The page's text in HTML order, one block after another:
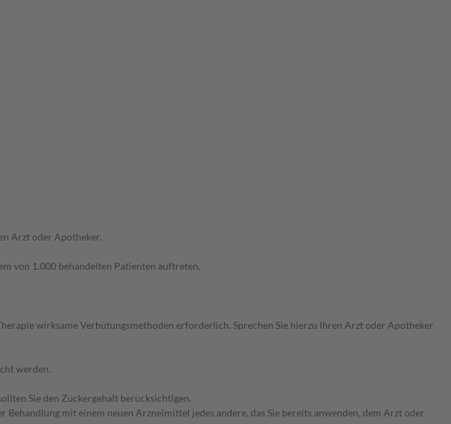
Arzt oder Apotheker.
von 1.000 behandelten Patienten auftreten.
wirksame Verhütungsmethoden erforderlich. Sprechen Sie hierzu Ihren Arzt oder Apotheker
werden.
Sie den Zuckergehalt berücksichtigen.
mit einem neuen Arzneimittel jedes andere, das Sie bereits anwenden, dem Arzt oder